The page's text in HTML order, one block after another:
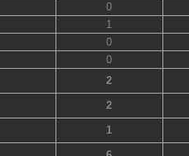
0
1
0
0
2
2
1